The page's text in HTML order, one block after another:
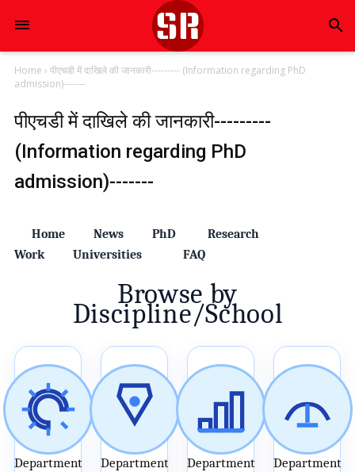
search
Home › पीएचडी में दाखिले की जानकारी--------- (Information regarding PhD
admission)-------
पीएचडी में दाखिले की जानकारी---------
(Information regarding PhD
admission)-------
Home News PhD
Research
Work
Universities FAQ
Browse by
Discipline/School
Department
Department
Department
Department